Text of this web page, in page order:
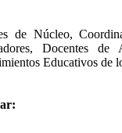
de Núcleo,
Docentes
Educativos de